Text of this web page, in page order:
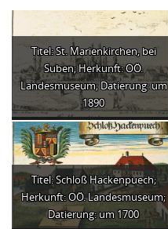
Titel: St. Marienkirchen, bei
Suben; Herkunft: OÖ.
Landesmuseum; Datierung: um
1890
Titel: Schloß Hackenpuech;
Herkunft: OÖ. Landesmuseum;
Datierung: um 1700